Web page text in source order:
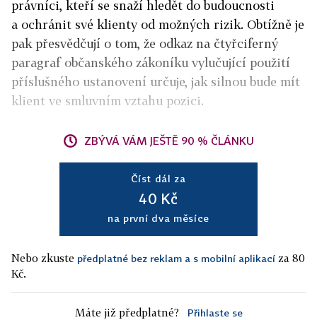
právníci, kteří se snaží hledět do budoucnosti
a ochránit své klienty od možných rizik. Obtížně je
pak přesvědčují o tom, že odkaz na čtyřciferný
paragraf občanského zákoníku vylučující použití
příslušného ustanovení určuje, jak silnou bude mít
klient ve smluvním vztahu pozici.
ZBÝVÁ VÁM JEŠTĚ 90 % ČLÁNKU
Číst dál za
40 Kč
na první dva měsíce
Nebo zkuste předplatné bez reklam a s mobilní aplikací za 80
Kč.
Máte již předplatné? Přihlaste se